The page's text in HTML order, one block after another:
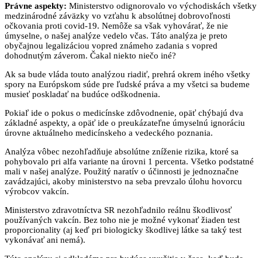
Právne aspekty: Ministerstvo odignorovalo vo východiskách všetky
medzinárodné záväzky vo vzťahu k absolútnej dobrovoľnosti
očkovania proti covid-19. Nemôže sa však vyhovárať, že nie
úmyselne, o našej analýze vedelo včas. Táto analýza je preto
obyčajnou legalizáciou vopred známeho zadania s vopred
dohodnutým záverom. Čakal niekto niečo iné?
Ak sa bude vláda touto analýzou riadiť, prehrá okrem iného všetky
spory na Európskom súde pre ľudské práva a my všetci sa budeme
musieť poskladať na budúce odškodnenia.
Pokiaľ ide o pokus o medicínske zdôvodnenie, opäť chýbajú dva
základné aspekty, a opäť ide o preukázateľne úmyselnú ignoráciu
úrovne aktuálneho medicínskeho a vedeckého poznania.
Analýza vôbec nezohľadňuje absolútne zníženie rizika, ktoré sa
pohybovalo pri alfa variante na úrovni 1 percenta. Všetko podstatné
mali v našej analýze. Použitý naratív o účinnosti je jednoznačne
zavádzajúci, akoby ministerstvo na seba prevzalo úlohu hovorcu
výrobcov vakcín.
Ministerstvo zdravotníctva SR nezohľadnilo reálnu škodlivosť
používaných vakcín. Bez toho nie je možné vykonať žiaden test
proporcionality (aj keď pri biologicky škodlivej látke sa taký test
vykonávať ani nemá).